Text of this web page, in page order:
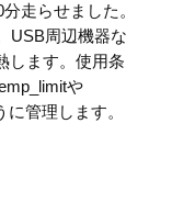
走らせました。
USB周辺機器な
します。使用条
や
管理します。